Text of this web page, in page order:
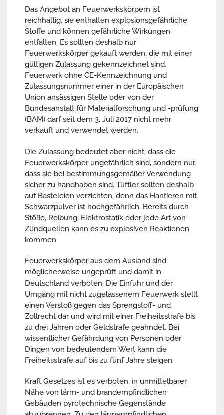
Das Angebot an Feuerwerkskörpern ist
reichhaltig, sie enthalten explosionsgefährliche
Stoffe und können gefährliche Wirkungen
entfalten. Es sollten deshalb nur
Feuerwerkskörper gekauft werden, die mit einer
gültigen Zulassung gekennzeichnet sind.
Feuerwerk ohne CE-Kennzeichnung und
Zulassungsnummer einer in der Europäischen
Union ansässigen Stelle oder von der
Bundesanstalt für Materialforschung und -prüfung
(BAM) darf seit dem 3. Juli 2017 nicht mehr
verkauft und verwendet werden.
Die Zulassung bedeutet aber nicht, dass die
Feuerwerkskörper ungefährlich sind, sondern nur,
dass sie bei bestimmungsgemäßer Verwendung
sicher zu handhaben sind. Tüftler sollten deshalb
auf Basteleien verzichten, denn das Hantieren mit
Schwarzpulver ist hochgefährlich. Bereits durch
Stöße, Reibung, Elektrostatik oder jede Art von
Zündquellen kann es zu explosiven Reaktionen
kommen.
Feuerwerkskörper aus dem Ausland sind
möglicherweise ungeprüft und damit in
Deutschland verboten. Die Einfuhr und der
Umgang mit nicht zugelassenem Feuerwerk stellt
einen Verstoß gegen das Sprengstoff- und
Zollrecht dar und wird mit einer Freiheitsstrafe bis
zu drei Jahren oder Geldstrafe geahndet. Bei
wissentlicher Gefährdung von Personen oder
Dingen von bedeutendem Wert kann die
Freiheitsstrafe auf bis zu fünf Jahre steigen.
Kraft Gesetzes ist es verboten, in unmittelbarer
Nähe von lärm- und brandempfindlichen
Gebäuden pyrotechnische Gegenstände